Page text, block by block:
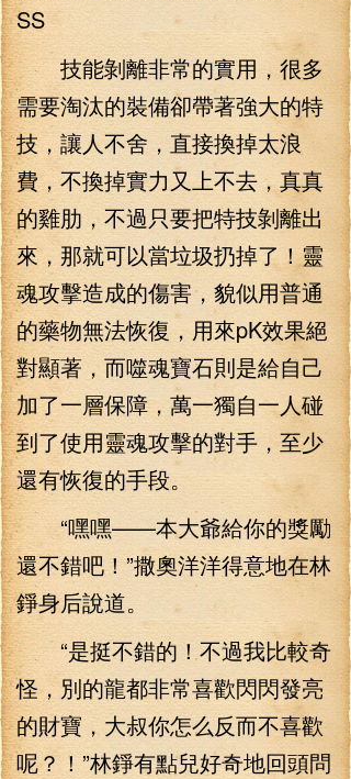
SS
技能剝離非常的實用，很多
需要淘汰的裝備卻帶著強大的特
技，讓人不舍，直接換掉太浪
費，不換掉實力又上不去，真真
的雞肋，不過只要把特技剝離出
來，那就可以當垃圾扔掉了！靈
魂攻擊造成的傷害，貌似用普通
的藥物無法恢復，用來pK效果絕
對顯著，而噬魂寶石則是給自己
加了一層保障，萬一獨自一人碰
到了使用靈魂攻擊的對手，至少
還有恢復的手段。
“嘿嘿——本大爺給你的獎勵
還不錯吧！”撒奧洋洋得意地在林
錚身后說道。
“是挺不錯的！不過我比較奇
怪，別的龍都非常喜歡閃閃發亮
的財寶，大叔你怎么反而不喜歡
呢？！”林錚有點兒好奇地回頭問